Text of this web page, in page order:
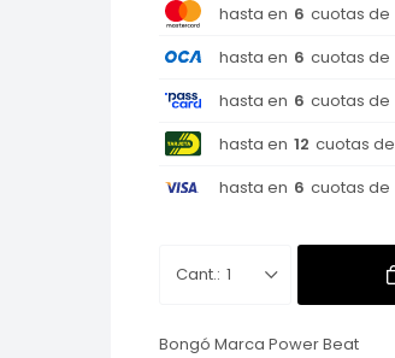
hasta en 6 cuotas de
hasta en 6 cuotas de
hasta en 6 cuotas de
hasta en 12 cuotas de
hasta en 6 cuotas de
1
Bongó Marca Power Beat